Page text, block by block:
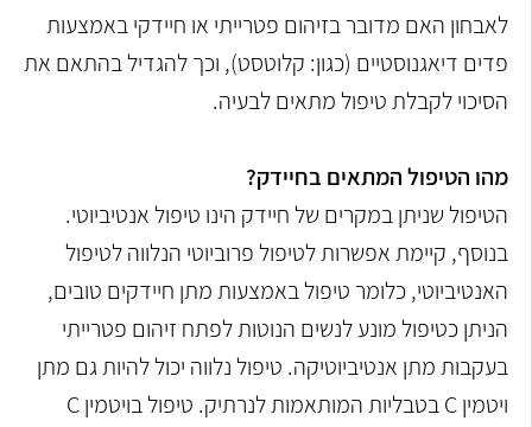
לאבחון האם מדובר בזיהום פטרייתי או חיידקי באמצעות
פדים דיאגנוסטיים (כגון: קלוטסט), וכך להגדיל בהתאם את
הסיכוי לקבלת טיפול מתאים לבעיה.
מהו הטיפול המתאים בחיידק?
הטיפול שניתן במקרים של חיידק הינו טיפול אנטיביוטי.
בנוסף, קיימת אפשרות לטיפול פרוביוטי הנלווה לטיפול
האנטיביוטי, כלומר טיפול באמצעות מתן חיידקים טובים,
הניתן כטיפול מונע לנשים הנוטות לפתח זיהום פטרייתי
בעקבות מתן אנטיביוטיקה. טיפול נלווה יכול להיות גם מתן
ויטמין C בטבליות המותאמות לנרתיק. טיפול בויטמין C